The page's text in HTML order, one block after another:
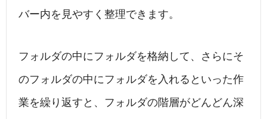
バー内を見やすく整理できます。
フォルダの中にフォルダを格納して、さらにそ
のフォルダの中にフォルダを入れるといった作
業を繰り返すと、フォルダの階層がどんどん深